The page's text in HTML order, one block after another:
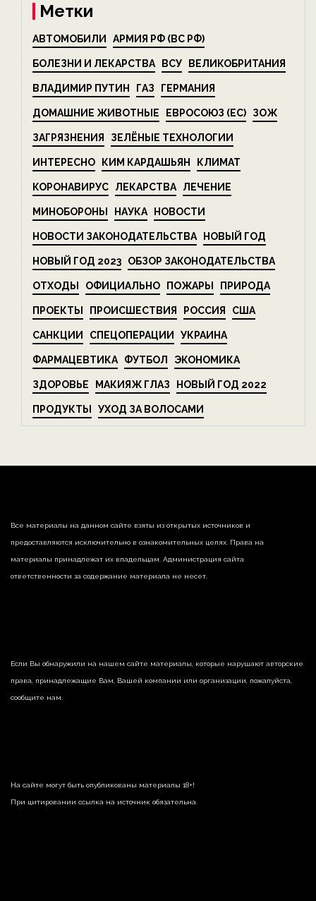
Метки
АВТОМОБИЛИ АРМИЯ РФ (ВС РФ)
БОЛЕЗНИ И ЛЕКАРСТВА ВСУ ВЕЛИКОБРИТАНИЯ
ВЛАДИМИР ПУТИН ГАЗ ГЕРМАНИЯ
ДОМАШНИЕ ЖИВОТНЫЕ ЕВРОСОЮЗ (ЕС) ЗОЖ
ЗАГРЯЗНЕНИЯ ЗЕЛЁНЫЕ ТЕХНОЛОГИИ
ИНТЕРЕСНО КИМ КАРДАШЬЯН КЛИМАТ
КОРОНАВИРУС ЛЕКАРСТВА ЛЕЧЕНИЕ
МИНОБОРОНЫ НАУКА НОВОСТИ
НОВОСТИ ЗАКОНОДАТЕЛЬСТВА НОВЫЙ ГОД
НОВЫЙ ГОД 2023 ОБЗОР ЗАКОНОДАТЕЛЬСТВА
ОТХОДЫ ОФИЦИАЛЬНО ПОЖАРЫ ПРИРОДА
ПРОЕКТЫ ПРОИСШЕСТВИЯ РОССИЯ США
САНКЦИИ СПЕЦОПЕРАЦИИ УКРАИНА
ФАРМАЦЕВТИКА ФУТБОЛ ЭКОНОМИКА
ЗДОРОВЬЕ МАКИЯЖ ГЛАЗ НОВЫЙ ГОД 2022
ПРОДУКТЫ УХОД ЗА ВОЛОСАМИ
Все материалы на данном сайте взяты из открытых источников и
предоставляются исключительно в ознакомительных целях. Права на
материалы принадлежат их владельцам. Администрация сайта
ответственности за содержание материала не несет.
Если Вы обнаружили на нашем сайте материалы, которые нарушают авторские
права, принадлежащие Вам, Вашей компании или организации, пожалуйста,
сообщите нам.
На сайте могут быть опубликованы материалы 18+!
При цитировании ссылка на источник обязательна.